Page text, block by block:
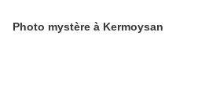
Photo mystère à Kermoysan